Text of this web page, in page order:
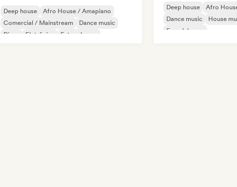
Deep house
Afro House / Amapiano
Comercial / Mainstream
Dance music
Disco
Eletrônica
Future house
Deep house
Afro
Dance music
House
French house